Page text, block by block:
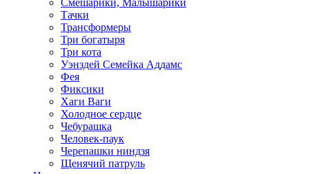
Смешарики, Малышарики
Тачки
Трансформеры
Три богатыря
Три кота
Уэнздей Семейка Аддамс
Фея
Фиксики
Хаги Ваги
Холодное сердце
Чебурашка
Человек-паук
Черепашки ниндзя
Щенячий патруль